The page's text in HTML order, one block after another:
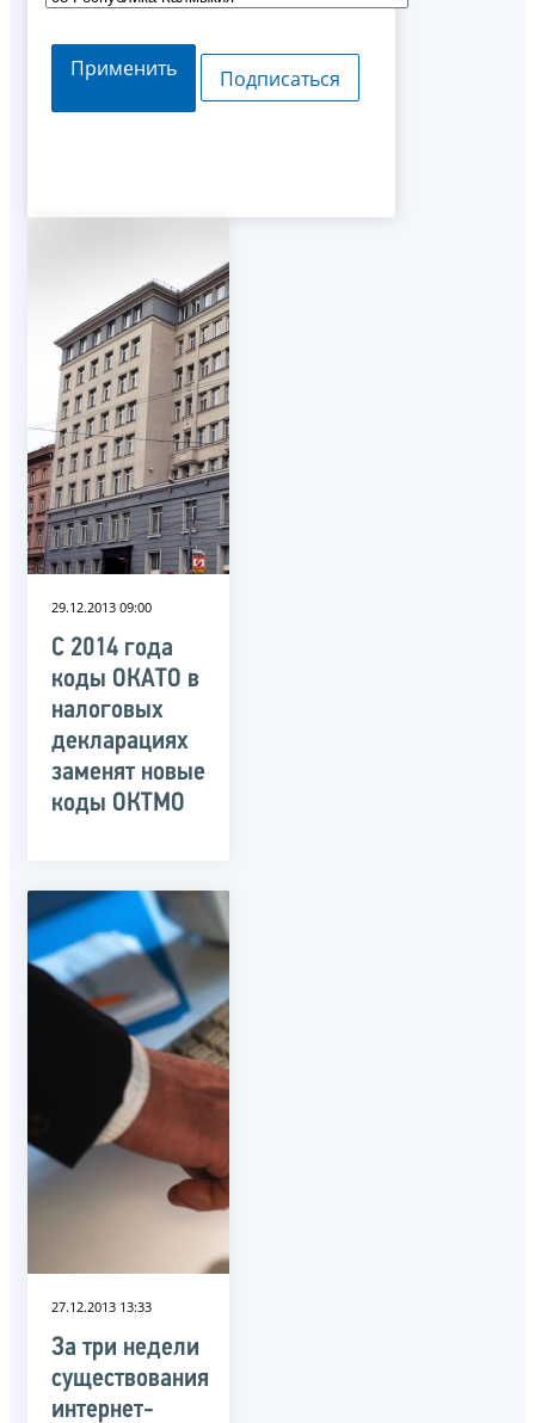
Применить Подписаться
29.12.2013 09:00
С 2014 года
коды ОКАТО в
налоговых
декларациях
заменят новые
коды ОКТМО
27.12.2013 13:33
За три недели
существования
интернет-